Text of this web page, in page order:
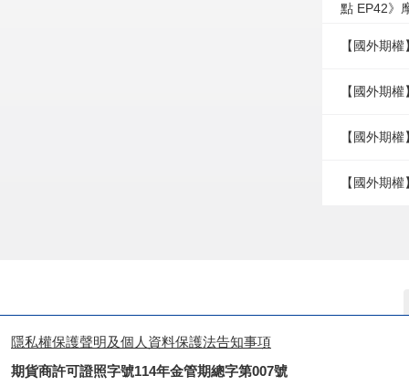
點 EP42》
【國外期
【國外期
【國外期
【國外期
隱私權保護聲明及個人資料保護法告知事項
期貨商許可證照字號114年金管期總字第007號